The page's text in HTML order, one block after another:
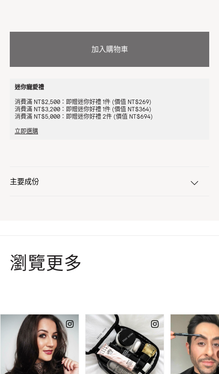
加入購物車
迷你寵愛禮
消費滿 NT$2,500：即贈迷你好禮 1件 (價值 NT$269)
消費滿 NT$3,200：即贈迷你好禮 1件 (價值 NT$364)
消費滿 NT$5,000：即贈迷你好禮 2件 (價值 NT$694)
立即選購
主要成份
瀏覽更多